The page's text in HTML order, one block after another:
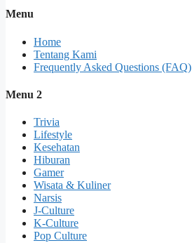
Menu
Home
Tentang Kami
Frequently Asked Questions (FAQ)
Menu 2
Trivia
Lifestyle
Kesehatan
Hiburan
Gamer
Wisata & Kuliner
Narsis
J-Culture
K-Culture
Pop Culture